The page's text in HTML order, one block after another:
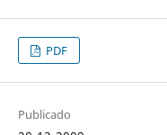
PDF
Publicado